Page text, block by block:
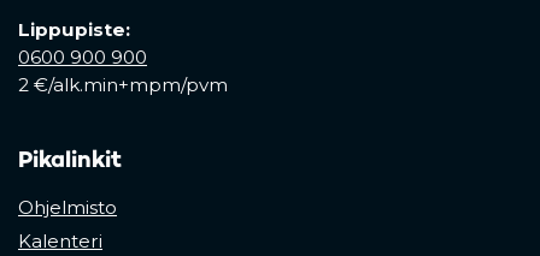
Lippupiste:
0600 900 900
2 €/alk.min+mpm/pvm
Pikalinkit
Ohjelmisto
Kalenteri